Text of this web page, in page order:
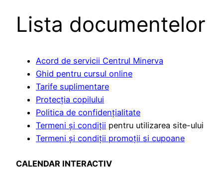
Lista documentelor
Acord de servicii Centrul Minerva
Ghid pentru cursul online
Tarife suplimentare
Protecția copilului
Politica de confidențialitate
Termeni și condiții pentru utilizarea site-ului
Termeni și condiții promoții si cupoane
CALENDAR INTERACTIV